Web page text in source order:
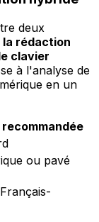
deux
la rédaction
clavier
à l'analyse de
en un
ou pavé